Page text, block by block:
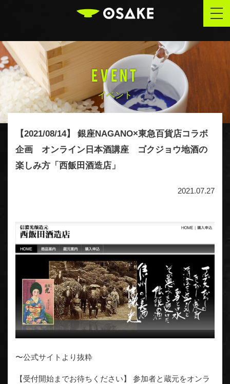
EVENT
イベント
【2021/08/14】 銀座NAGANO×東急百貨店コラボ
企画 オンライン日本酒講座 ゴクジョウ地酒の
楽しみ方「西飯田酒造店」
2021.07.27
〜公式サイトより抜粋
【受付開始までお待ちください】 参加者と蔵元をオンラ